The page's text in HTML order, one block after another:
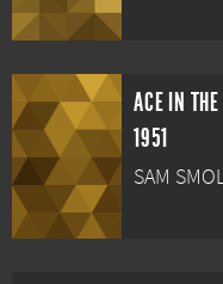
ACE IN THE
1951
SAM